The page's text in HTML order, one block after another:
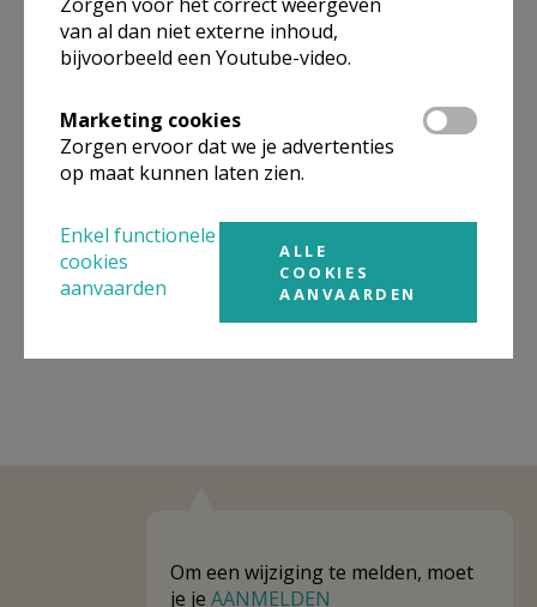
raadplegen.
Omgeving
Niet gevonden wat je zocht? Hier vind je
links naar kerken, eventueel van andere
Kerken in of nabij
Zoutleeuw - Dormaal
Om een wijziging te melden, moet
je je AANMELDEN
van al dan niet externe inhoud,
bijvoorbeeld een Youtube-video.
Marketing cookies
Zorgen ervoor dat we je advertenties
op maat kunnen laten zien.
Enkel functionele
cookies
aanvaarden
ALLE
COOKIES
AANVAARDEN